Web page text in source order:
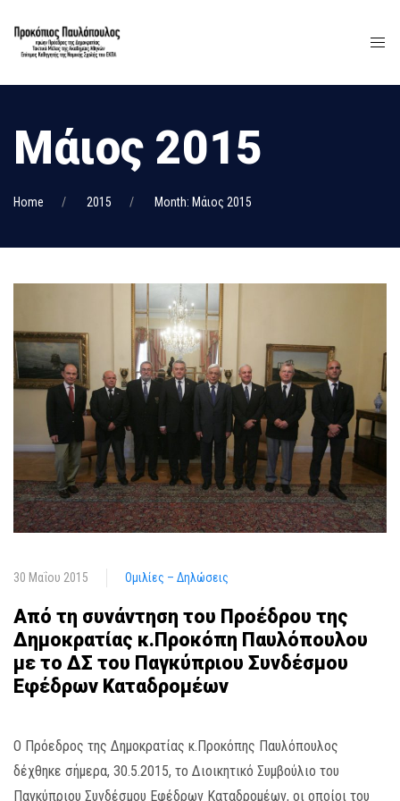
Μάιος 2015
Home 2015 Month: Μάιος 2015
30 Μαΐου 2015 Ομιλίες – Δηλώσεις
Από τη συνάντηση του Προέδρου της
Δημοκρατίας κ.Προκόπη Παυλόπουλου
με το ΔΣ του Παγκύπριου Συνδέσμου
Εφέδρων Καταδρομέων
Ο Πρόεδρος της Δημοκρατίας κ.Προκόπης Παυλόπουλος
δέχθηκε σήμερα, 30.5.2015, το Διοικητικό Συμβούλιο του
Παγκύπριου Συνδέσμου Εφέδρων Καταδρομέων, οι οποίοι του